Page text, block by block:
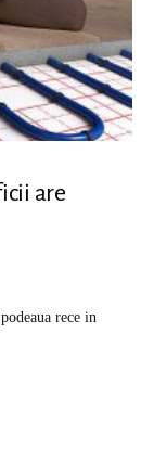
are
rece in